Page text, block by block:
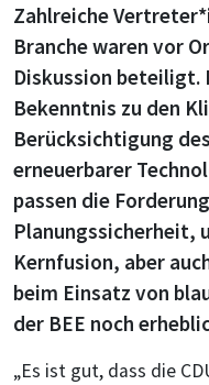
Zahlreiche
Branche waren vor
Diskussion beteiligt.
Bekenntnis zu den
Berücksichtigung
erneuerbarer
passen die
Planungssicherheit,
Kernfusion, aber
beim Einsatz von
der BEE noch
„Es ist gut, dass die